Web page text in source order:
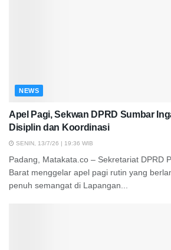
NEWS
Apel Pagi, Sekwan DPRD Sumbar
Disiplin dan Koordinasi
SENIN, 13/7/26 | 19:36 WIB
Padang, Matakata.co – Sekretariat DPRD
Barat menggelar apel pagi rutin yang
penuh semangat di Lapangan...